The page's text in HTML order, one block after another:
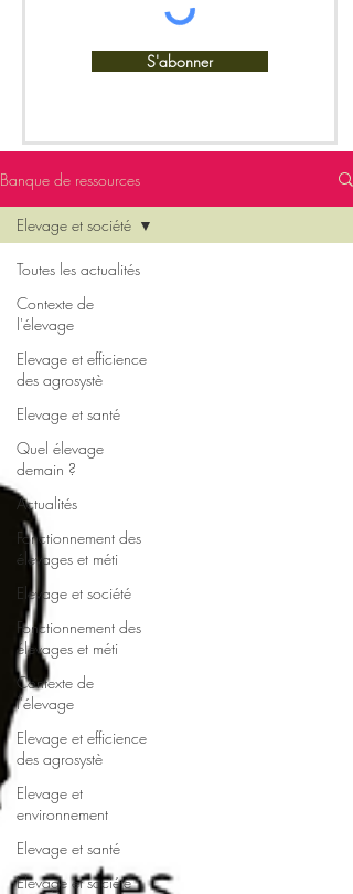
S'abonner
Banque de ressources
Toutes les actualités
Contexte de
l'élevage
Elevage et efficience
des agrosystè
Elevage et santé
Quel élevage
demain ?
Actualités
Fonctionnement des
élevages et méti
Elevage et société
Fonctionnement des
élevages et méti
Contexte de
l'élevage
Elevage et efficience
des agrosystè
Elevage et
environnement
Elevage et santé
Elevage et société
Elevage et société